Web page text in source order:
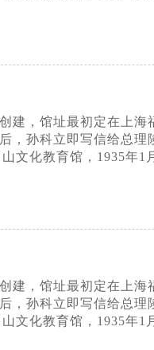
建，馆址最初定在上
，孙科立即写信给总
文化教育馆，1935年
建，馆址最初定在上
，孙科立即写信给总
文化教育馆，1935年